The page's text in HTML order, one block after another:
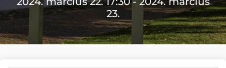
23.